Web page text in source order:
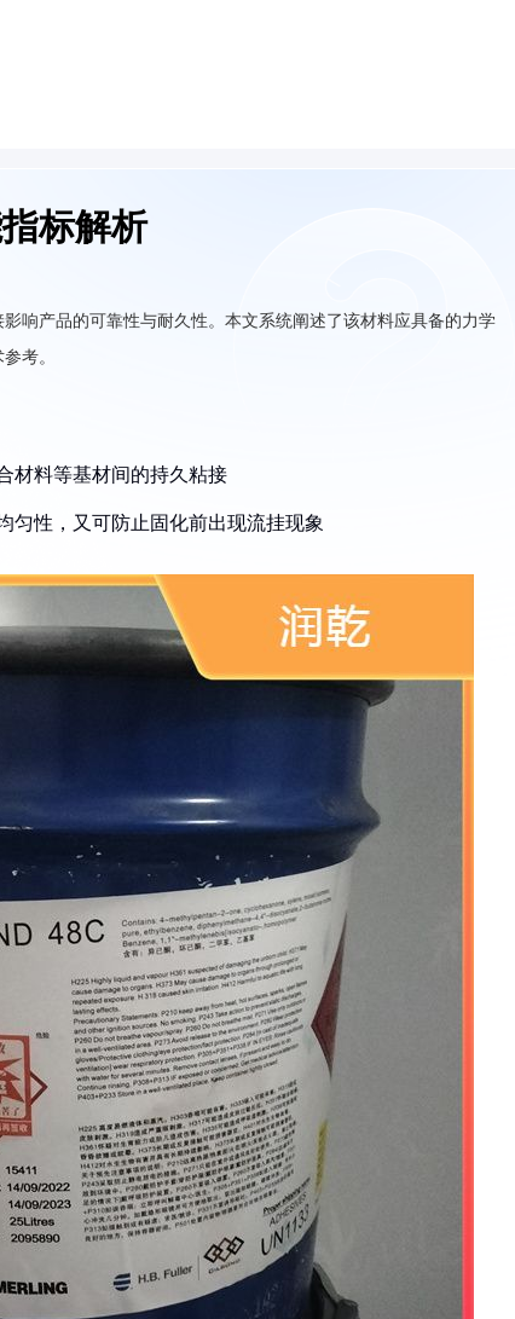
标解析
响产品的可靠性与耐久性。本文系统阐述了该材料应具备的力学
考。
材料等基材间的持久粘接
匀性，又可防止固化前出现流挂现象